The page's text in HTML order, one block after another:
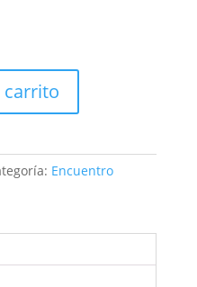
carrito
Encuentro